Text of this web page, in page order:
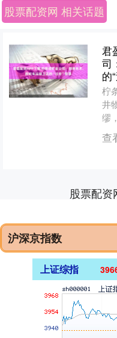
股票配资网 相关话题
君
司
的
柠
井
缪
起
作
查
股票配
沪深京指数
上证综指